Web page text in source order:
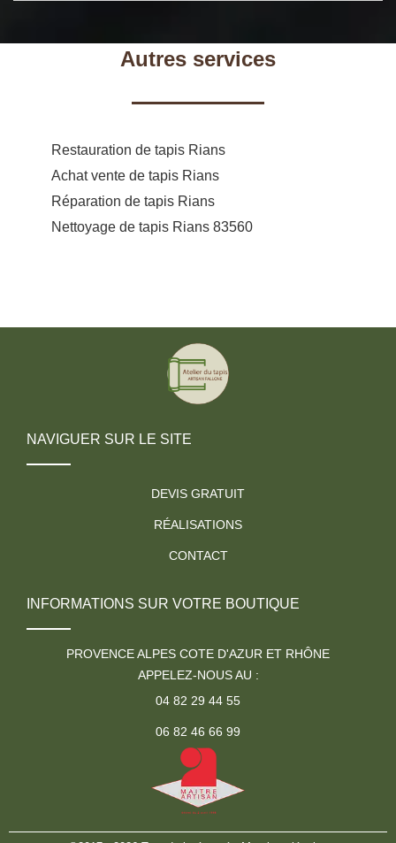
Autres services
Restauration de tapis Rians
Achat vente de tapis Rians
Réparation de tapis Rians
Nettoyage de tapis Rians 83560
NAVIGUER SUR LE SITE
DEVIS GRATUIT
RÉALISATIONS
CONTACT
INFORMATIONS SUR VOTRE BOUTIQUE
PROVENCE ALPES COTE D'AZUR ET RHÔNE
APPELEZ-NOUS AU :
04 82 29 44 55
06 82 46 66 99